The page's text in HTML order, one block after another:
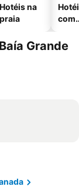
Hotéis na
praia
com
Grande